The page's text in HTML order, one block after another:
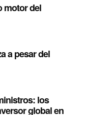
motor del
a pesar del
los
global en